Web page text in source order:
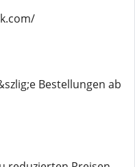
Bestellungen ab